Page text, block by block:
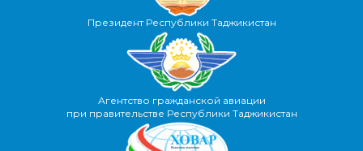
Президент Республики Таджикистан
Агентство гражданской авиации
при правительстве Республики Таджикистан